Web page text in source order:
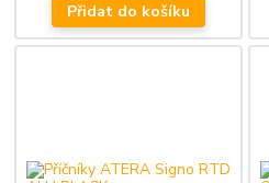
Přidat do košíku